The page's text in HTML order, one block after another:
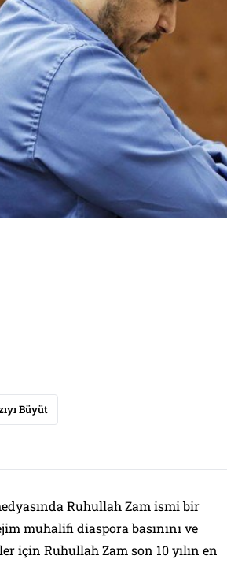
Büyüt
Ruhullah Zam ismi bir
muhalifi diaspora basınını ve
için Ruhullah Zam son 10 yılın en